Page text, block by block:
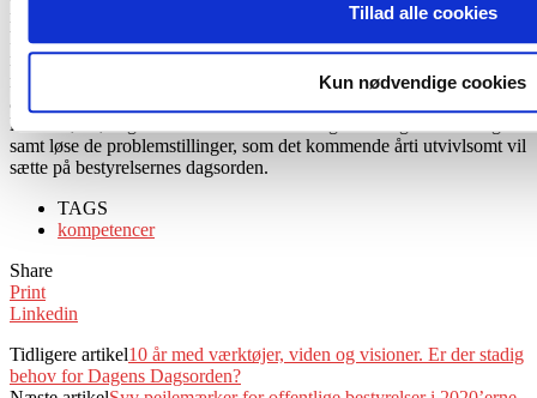
Tillad alle cookies
Kun nødvendige cookies
netop i disse måneder, er kompetenceperspektivet altså ikke til at
komme udenom. Den demokratiske udpegning af
nogle bestyrelsesmedlemmer skaber et godt fundament, men det er
nødvendigt at supplere med en analyse
af de kompetencer, som bestyrelsen skal råde over for at matche
ledelsen, imødegå omverdenens foranderlige krav og forventninger
samt løse de problemstillinger, som det kommende årti utvivlsomt vil
sætte på bestyrelsernes dagsorden.
TAGS
kompetencer
Share
Print
Linkedin
Tidligere artikel10 år med værktøjer, viden og visioner. Er der stadig
behov for Dagens Dagsorden?